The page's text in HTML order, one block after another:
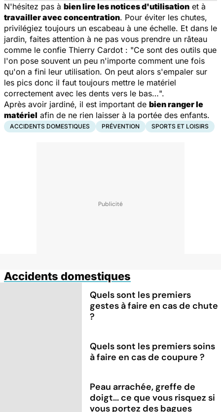
N'hésitez pas à bien lire les notices d'utilisation et à
travailler avec concentration. Pour éviter les chutes,
privilégiez toujours un escabeau à une échelle. Et dans le
jardin, faites attention à ne pas vous prendre un râteau
comme le confie Thierry Cardot : "Ce sont des outils que
l'on pose souvent un peu n'importe comment une fois
qu'on a fini leur utilisation. On peut alors s'empaler sur
les pics donc il faut toujours mettre le matériel
correctement avec les dents vers le bas…".
Après avoir jardiné, il est important de bien ranger le
matériel afin de ne rien laisser à la portée des enfants.
ACCIDENTS DOMESTIQUES PRÉVENTION SPORTS ET LOISIRS
Accidents domestiques
Quels sont les premiers
gestes à faire en cas de chute
?
Quels sont les premiers soins
à faire en cas de coupure ?
Peau arrachée, greffe de
doigt... ce que vous risquez si
vous portez des bagues